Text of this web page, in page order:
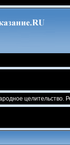
целительство.